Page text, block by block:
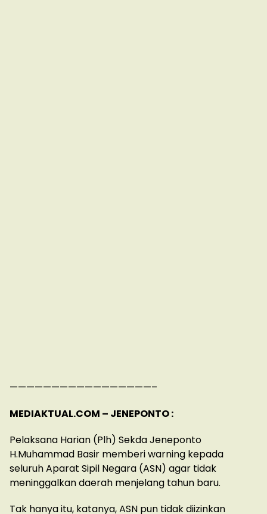
—————————————————–
MEDIAKTUAL.COM – JENEPONTO :
Pelaksana Harian (Plh) Sekda Jeneponto
H.Muhammad Basir memberi warning kepada
seluruh Aparat Sipil Negara (ASN) agar tidak
meninggalkan daerah menjelang tahun baru.
Tak hanya itu, katanya, ASN pun tidak diizinkan